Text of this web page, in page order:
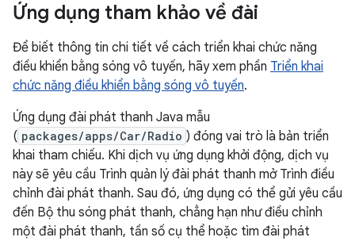
Ứng dụng tham khảo về đài
Để biết thông tin chi tiết về cách triển khai chức năng
điều khiển bằng sóng vô tuyến, hãy xem phần Triển khai
chức năng điều khiển bằng sóng vô tuyến.
Ứng dụng đài phát thanh Java mẫu
( packages/apps/Car/Radio ) đóng vai trò là bản triển
khai tham chiếu. Khi dịch vụ ứng dụng khởi động, dịch vụ
này sẽ yêu cầu Trình quản lý đài phát thanh mở Trình điều
chỉnh đài phát thanh. Sau đó, ứng dụng có thể gửi yêu cầu
đến Bộ thu sóng phát thanh, chẳng hạn như điều chỉnh
một đài phát thanh, tần số cụ thể hoặc tìm đài phát